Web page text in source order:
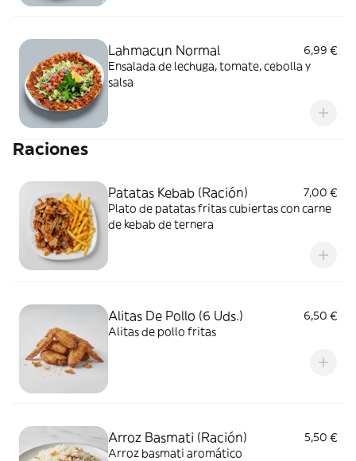
Lahmacun Normal
6,99 €
Ensalada de lechuga, tomate, cebolla y
salsa
Raciones
Patatas Kebab (Ración)
7,00 €
Plato de patatas fritas cubiertas con carne
de kebab de ternera
Alitas De Pollo (6 Uds.)
6,50 €
Alitas de pollo fritas
Arroz Basmati (Ración)
5,50 €
Arroz basmati aromático